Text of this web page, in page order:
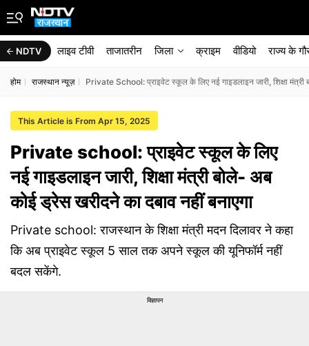
NDTV लाइव टीवी ताजातरीन जिला क्राइम वीडियो राज्‍य के
होम राजस्थान न्यूज़ Private School: प्राइवेट स्‍कूल के लिए नई गाइडलाइन जारी, श‍िक्षा मंत्री
This Article is From Apr 15, 2025
Private school: प्राइवेट स्‍कूल के लिए
नई गाइडलाइन जारी, श‍िक्षा मंत्री बोले- अब
कोई ड्रेस खरीदने का दबाव नहीं बनाएगा
Private school: राजस्‍थान के श‍िक्षा मंत्री मदन द‍िलावर ने कहा
क‍ि अब प्राइवेट स्‍कूल 5 साल तक अपने स्‍कूल की यून‍िफॉर्म नहीं
बदल सकेंगे.
विज्ञापन